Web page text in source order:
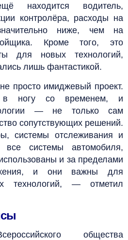
находится водитель,
контролёра, расходы на
ниже, чем на
Кроме того, это
для новых технологий,
лишь фантастикой.
просто имиджевый проект.
в ногу со временем, и
— не только сам
сопутствующих решений.
системы отслеживания и
все системы автомобиля,
и за пределами
и они важны для
технологий, — отметил
общества